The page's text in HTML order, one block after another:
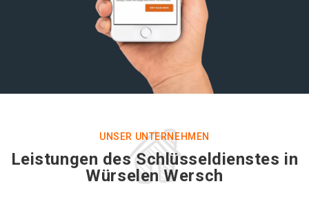
UNSER UNTERNEHMEN
Leistungen des Schlüsseldienstes in
Würselen Wersch